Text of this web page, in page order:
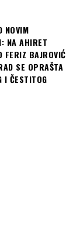
NOVIM
NA AHIRET
FERIZ BAJROVIĆ
SE OPRAŠTA
I ČESTITOG